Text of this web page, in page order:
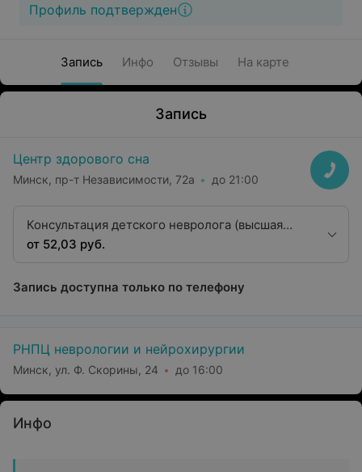
Профиль подтвержден
Запись Инфо Отзывы На карте
Запись
Центр здорового сна
Минск, пр-т Независимости, 72а до 21:00
Консультация детского невролога (высшая
категория)
от 52,03 руб.
Запись доступна только по телефону
РНПЦ неврологии и нейрохирургии
Минск, ул. Ф. Скорины, 24 до 16:00
Инфо